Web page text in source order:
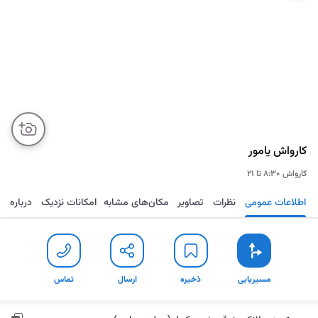
کارواش یامور
کارواش ۸:۳۰ تا ۲۱
مسیریابی ذخیره ارسال تماس اطلاعات عمومی نظرات تصاویر مکان‌های مشابه امکانات نزدیک درباره
مسیریابی ذخیره ارسال تماس